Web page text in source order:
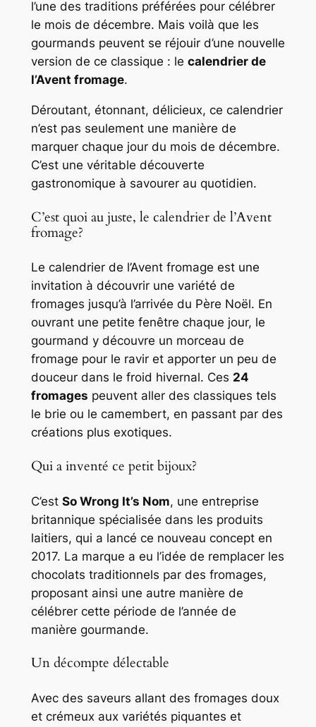
l’une des traditions préférées pour célébrer
le mois de décembre. Mais voilà que les
gourmands peuvent se réjouir d’une nouvelle
version de ce classique : le calendrier de
l’Avent fromage.
Déroutant, étonnant, délicieux, ce calendrier
n’est pas seulement une manière de
marquer chaque jour du mois de décembre.
C’est une véritable découverte
gastronomique à savourer au quotidien.
C’est quoi au juste, le calendrier de l’Avent
fromage?
Le calendrier de l’Avent fromage est une
invitation à découvrir une variété de
fromages jusqu’à l’arrivée du Père Noël. En
ouvrant une petite fenêtre chaque jour, le
gourmand y découvre un morceau de
fromage pour le ravir et apporter un peu de
douceur dans le froid hivernal. Ces 24
fromages peuvent aller des classiques tels
le brie ou le camembert, en passant par des
créations plus exotiques.
Qui a inventé ce petit bijoux?
C’est So Wrong It’s Nom, une entreprise
britannique spécialisée dans les produits
laitiers, qui a lancé ce nouveau concept en
2017. La marque a eu l’idée de remplacer les
chocolats traditionnels par des fromages,
proposant ainsi une autre manière de
célébrer cette période de l’année de
manière gourmande.
Un décompte délectable
Avec des saveurs allant des fromages doux
et crémeux aux variétés piquantes et